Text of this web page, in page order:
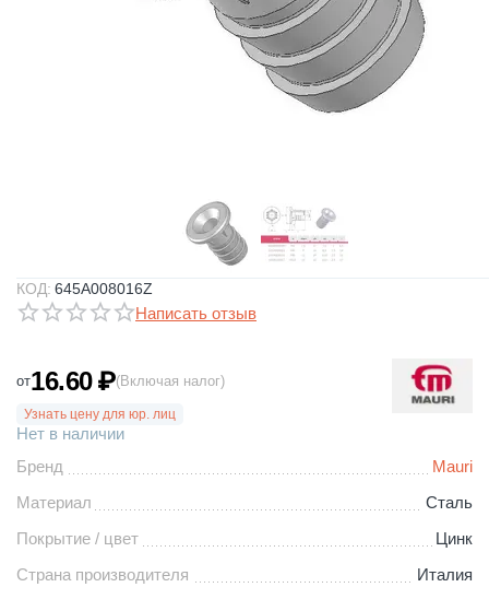
КОД: 645A008016Z
Написать отзыв
от16.60₽(Включая налог)
Узнать цену для юр. лиц
Нет в наличии
Бренд
Mauri
Материал
Сталь
Покрытие / цвет
Цинк
Страна производителя
Италия